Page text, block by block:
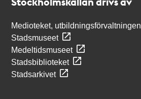
Medioteket, utbildningsförvaltningen
Stadsmuseet
Medeltidsmuseet
Stadsbiblioteket
Stadsarkivet